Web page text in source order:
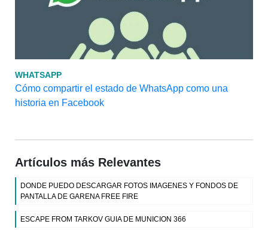
WHATSAPP
Cómo compartir el estado de WhatsApp como una
historia en Facebook
Artículos más Relevantes
DONDE PUEDO DESCARGAR FOTOS IMAGENES Y FONDOS DE
PANTALLA DE GARENA FREE FIRE
ESCAPE FROM TARKOV GUIA DE MUNICION 366